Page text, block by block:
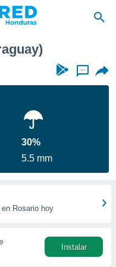
...
30%
5.5 mm
Rosario hoy
Instalar